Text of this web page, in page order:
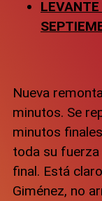
Nueva
minutos. Se
minutos
toda su
final. Está
Giménez, no